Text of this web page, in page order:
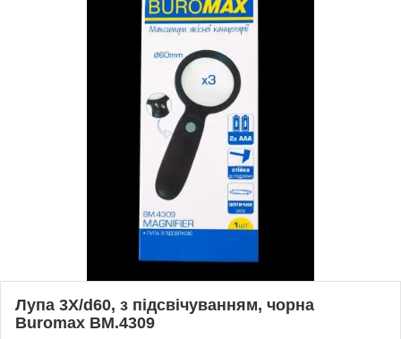
Лупа 3X/d60, з підсвічуванням, чорна
Buromax BM.4309